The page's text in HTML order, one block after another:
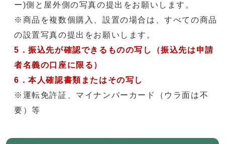
ー)側と屋外側の写真の提出をお願いします。
※商品を複数個購入、設置の場合は、すべての商品
の設置写真の提出をお願いします。
5．振込先が確認できるものの写し
（振込先は申請
者名義の口座に限る）
6．本人確認書類またはその写し
※運転免許証、マイナンバーカード（ウラ面は不
要）等